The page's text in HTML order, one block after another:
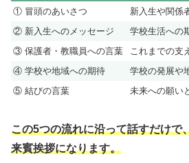
① 冒頭のあいさつ
新入生や関係
② 新入生へのメッセージ
学校生活への
③ 保護者・教職員への言葉
これまでの支
④ 学校や地域への期待
学校の発展や
⑤ 結びの言葉
未来への願い
この5つの流れに沿って話すだけで
来賓挨拶になります。